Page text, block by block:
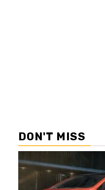
DON'T MISS